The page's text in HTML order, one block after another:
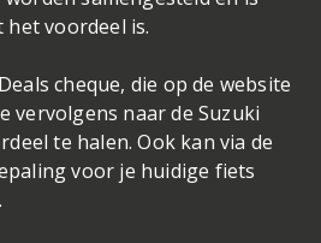
voordeel is.
cheque, die op de website
vervolgens naar de Suzuki
te halen. Ook kan via de
voor je huidige fiets